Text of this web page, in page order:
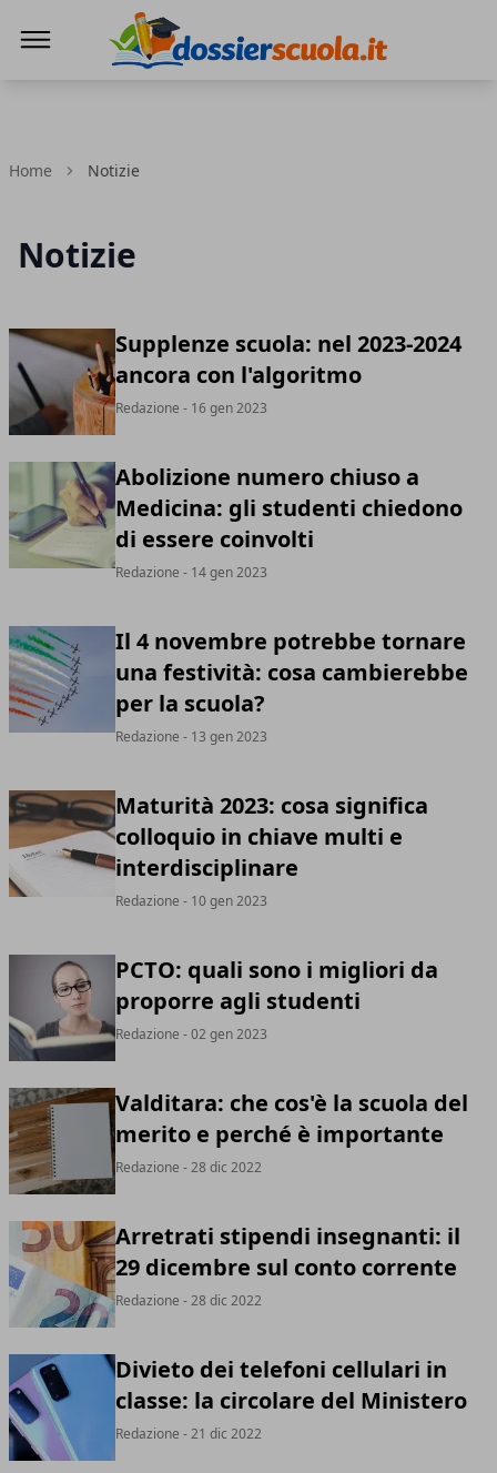
Home Notizie
Notizie
Supplenze scuola: nel 2023-2024
ancora con l'algoritmo
Redazione - 16 gen 2023
Abolizione numero chiuso a
Medicina: gli studenti chiedono
di essere coinvolti
Redazione - 14 gen 2023
Il 4 novembre potrebbe tornare
una festività: cosa cambierebbe
per la scuola?
Redazione - 13 gen 2023
Maturità 2023: cosa significa
colloquio in chiave multi e
interdisciplinare
Redazione - 10 gen 2023
PCTO: quali sono i migliori da
proporre agli studenti
Redazione - 02 gen 2023
Valditara: che cos'è la scuola del
merito e perché è importante
Redazione - 28 dic 2022
Arretrati stipendi insegnanti: il
29 dicembre sul conto corrente
Redazione - 28 dic 2022
Divieto dei telefoni cellulari in
classe: la circolare del Ministero
Redazione - 21 dic 2022